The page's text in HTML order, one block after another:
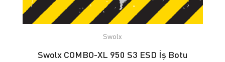
Swolx
Swolx COMBO-XL 950 S3 ESD İş Botu